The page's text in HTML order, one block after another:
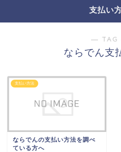
支払い
―
ならでん支
支払い方法
ならでんの支払い方法を調べ
ている方へ